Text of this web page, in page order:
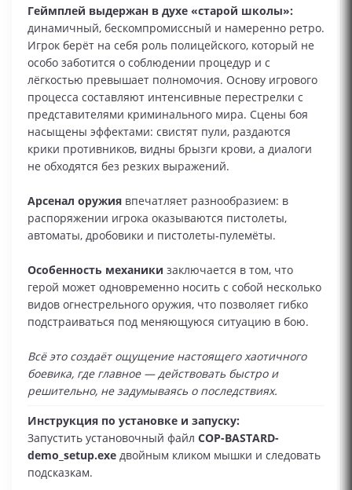
Геймплей выдержан в духе «старой школы»:
динамичный, бескомпромиссный и намеренно ретро.
Игрок берёт на себя роль полицейского, который не
особо заботится о соблюдении процедур и с
лёгкостью превышает полномочия. Основу игрового
процесса составляют интенсивные перестрелки с
представителями криминального мира. Сцены боя
насыщены эффектами: свистят пули, раздаются
крики противников, видны брызги крови, а диалоги
не обходятся без резких выражений.
Арсенал оружия впечатляет разнообразием: в
распоряжении игрока оказываются пистолеты,
автоматы, дробовики и пистолеты‑пулемёты.
Особенность механики заключается в том, что
герой может одновременно носить с собой несколько
видов огнестрельного оружия, что позволяет гибко
подстраиваться под меняющуюся ситуацию в бою.
Всё это создаёт ощущение настоящего хаотичного
боевика, где главное — действовать быстро и
решительно, не задумываясь о последствиях.
Инструкция по установке и запуску:
Запустить установочный файл COP-BASTARD-
demo_setup.exe двойным кликом мышки и следовать
подсказкам.